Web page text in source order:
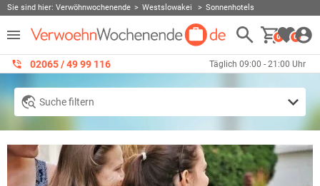
Sie sind hier: Verwöhnwochenende Westslowakei Sonnenhotels
0 0
02065 / 49 ‌99 116 Täglich 09:00 - 21:00 Uhr
Suche filtern